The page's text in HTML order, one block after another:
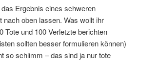
Ergebnis eines schweren
oben lassen. Was wollt ihr
Tote und 100 Verletzte berichten
sollten besser formulieren können)
so schlimm – das sind ja nur tote